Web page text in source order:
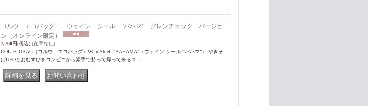
コルウ エコバッグ ウェイン シール ”バハマ” グレンチェック バージョ
ン（オンライン限定）
7,700円(税込) [在庫なし]
COL ECOBAG（コルウ エコバッグ）Wain Shiell "BAHAMA"（ウェイン シール "バハマ”） やきそ
ばUFOとおむすびをコンビニから素手で持って帰って来るス…